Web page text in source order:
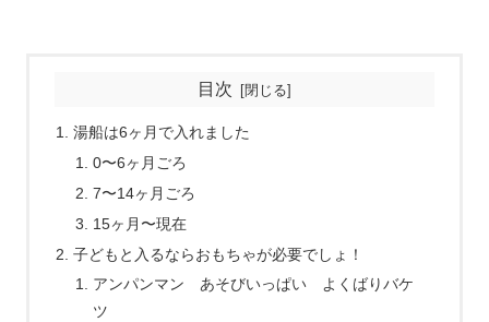
目次
湯船は6ヶ月で入れました
0〜6ヶ月ごろ
7〜14ヶ月ごろ
15ヶ月〜現在
子どもと入るならおもちゃが必要でしょ！
アンパンマン あそびいっぱい よくばりバケ
ツ